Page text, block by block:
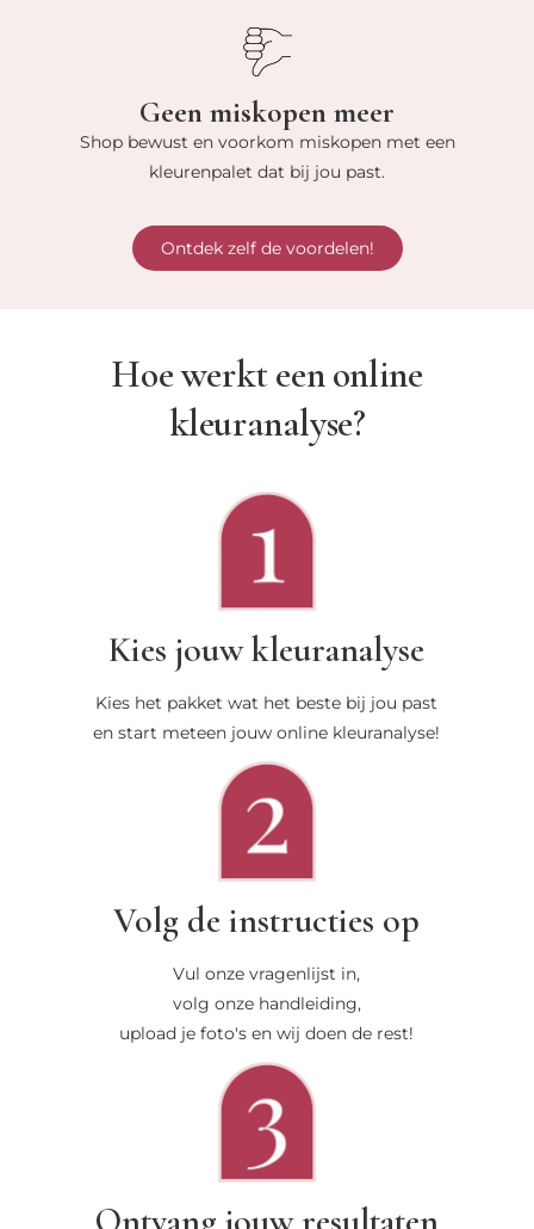
Geen miskopen meer
Shop bewust en voorkom miskopen met een
kleurenpalet dat bij jou past.
Ontdek zelf de voordelen!
Hoe werkt een online
kleuranalyse?
Kies jouw kleuranalyse
Kies het pakket wat het beste bij jou past
en start meteen jouw online kleuranalyse!
Volg de instructies op
Vul onze vragenlijst in,
volg onze handleiding,
upload je foto's en wij doen de rest!